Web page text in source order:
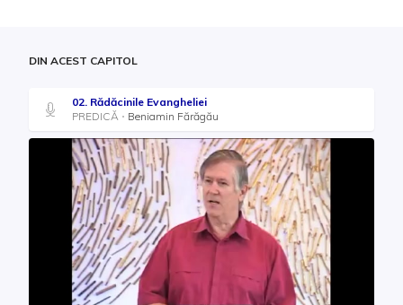
DIN ACEST CAPITOL
02. Rădăcinile Evangheliei
PREDICĂ
Beniamin Fărăgău